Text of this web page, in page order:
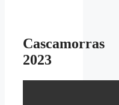
Cascamorras
2023